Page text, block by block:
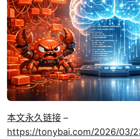
本文永久链接 –
https://tonybai.com/2026/03/